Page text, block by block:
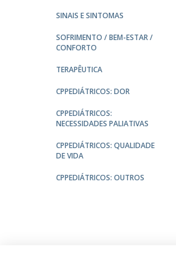
SINAIS E SINTOMAS
SOFRIMENTO / BEM-ESTAR /
CONFORTO
TERAPÊUTICA
CPPEDIÁTRICOS: DOR
CPPEDIÁTRICOS:
NECESSIDADES PALIATIVAS
CPPEDIÁTRICOS: QUALIDADE
DE VIDA
CPPEDIÁTRICOS: OUTROS